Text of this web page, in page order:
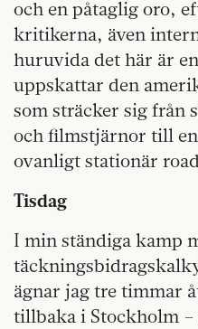
och en påtaglig oro,
kritikerna, även
huruvida det här är
uppskattar den
som sträcker sig från
och filmstjärnor till
ovanligt stationär
Tisdag
I min ständiga kamp
ägnar jag tre timmar
tillbaka i Stockholm